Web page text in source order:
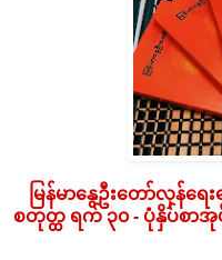
မြန်မာနွေဦးတော်လှန်ရ
စတုတ္ထ ရက် ၃၀ - ပုံနှိပ်စာအု